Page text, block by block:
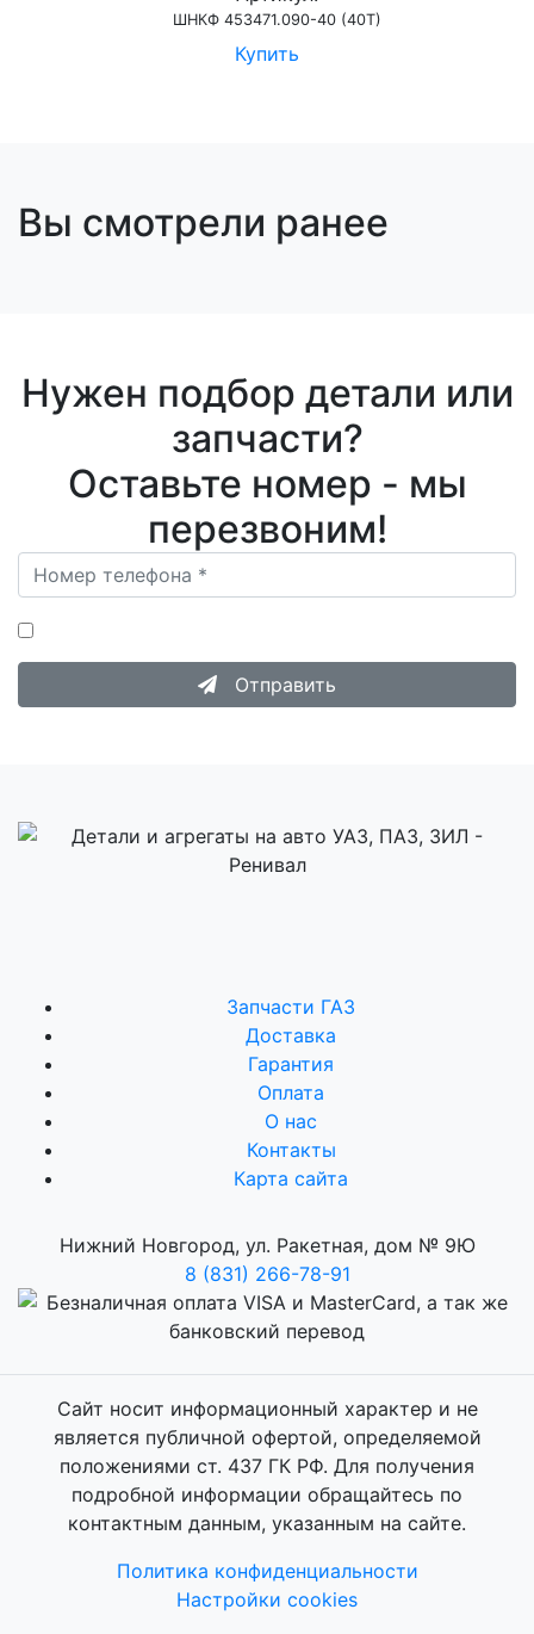
ШНКФ 453471.090-40 (40Т)
Купить
Вы смотрели ранее
Нужен подбор детали или
запчасти?
Оставьте номер - мы
перезвоним!
Отправить
Запчасти ГАЗ
Доставка
Гарантия
Оплата
О нас
Контакты
Карта сайта
Нижний Новгород, ул. Ракетная, дом № 9Ю
8 (831) 266-78-91
Сайт носит информационный характер и не
является публичной офертой, определяемой
положениями ст. 437 ГК РФ. Для получения
подробной информации обращайтесь по
контактным данным, указанным на сайте.
Политика конфиденциальности
Настройки cookies